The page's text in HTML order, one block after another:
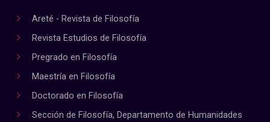
Areté - Revista de Filosofía
Revista Estudios de Filosofía
Pregrado en Filosofía
Maestría en Filosofía
Doctorado en Filosofía
Sección de Filosofía, Departamento de Humanidades